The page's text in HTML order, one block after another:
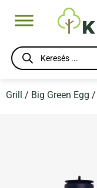
Products
search
Grill / Big Green Egg /